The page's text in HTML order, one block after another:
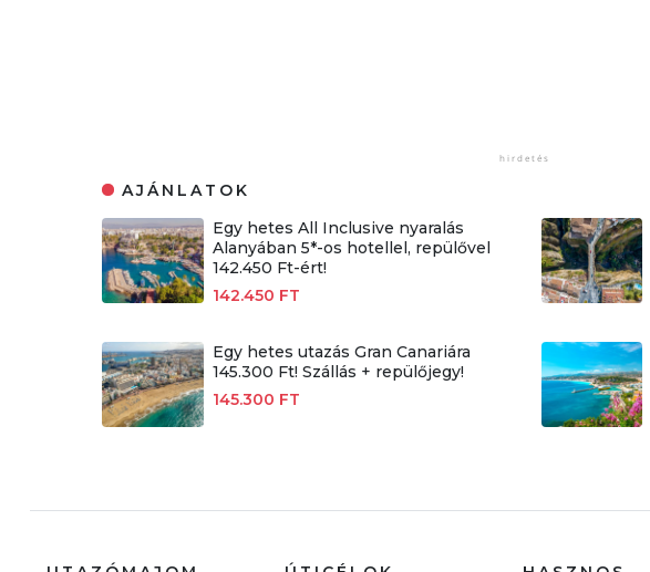
AJÁNLATOK
Egy hetes All Inclusive nyaralás
Alanyában 5*-os hotellel, repülővel
142.450 Ft-ért!
142.450 FT
Egy hetes utazás Gran Canariára
145.300 Ft! Szállás + repülőjegy!
145.300 FT